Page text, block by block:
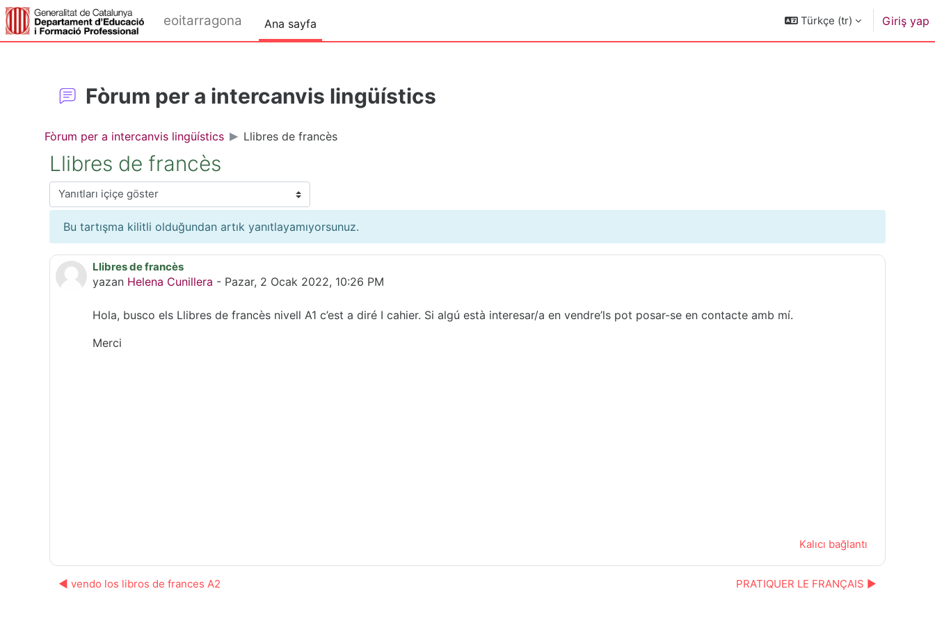
Ana içeriğe git
eoitarragona Ana sayfa Türkçe ‎(tr)‎ Giriş yap
Fòrum per a intercanvis lingüístics
Fòrum per a intercanvis lingüístics Llibres de francès
Llibres de francès
Görünüm modu
Bu tartışma kilitli olduğundan artık yanıtlayamıyorsunuz.
Llibres de francès
yazan Helena Cunillera - Pazar, 2 Ocak 2022, 10:26 PM
Yanıt sayısı: 0
Hola, busco els Llibres de francès nivell A1 c’est a diré I cahier. Si algú està interesar/a en vendre’ls pot posar-se en contacte amb mí.
Merci
Kalıcı bağlantı
◀︎ vendo los libros de frances A2 PRATIQUER LE FRANÇAIS ▶︎